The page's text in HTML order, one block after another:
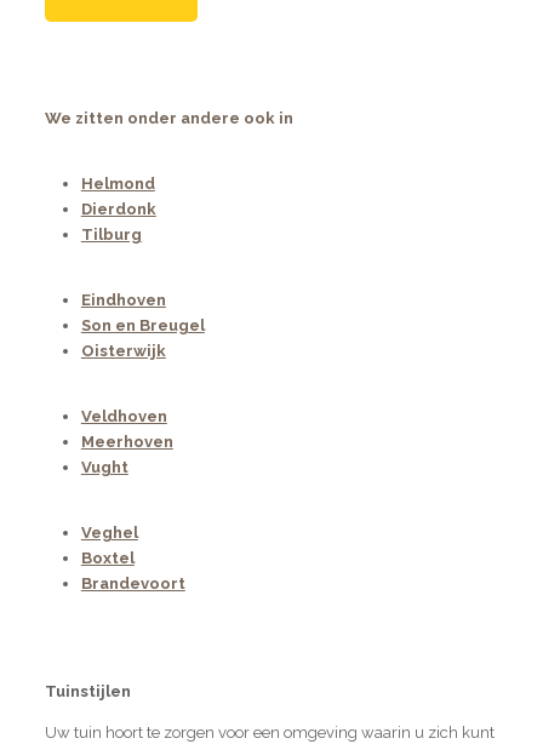
We zitten onder andere ook in
Helmond
Dierdonk
Tilburg
Eindhoven
Son en Breugel
Oisterwijk
Veldhoven
Meerhoven
Vught
Veghel
Boxtel
Brandevoort
Tuinstijlen
Uw tuin hoort te zorgen voor een omgeving waarin u zich kunt